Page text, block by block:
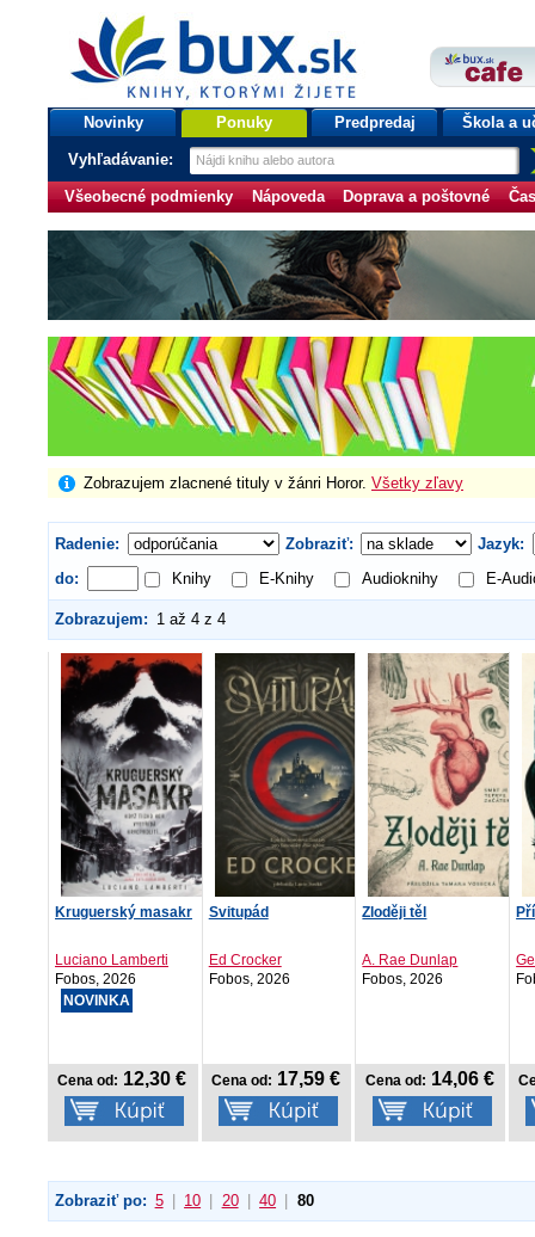
bux.sk
knihy, ktorými žijete
Úvodná stránka
Novinky Ponuky Predpredaj Škola a
Vyhľadávanie:
Všeobecné podmienky Nápoveda Doprava a poštovné
Zobrazujem zlacnené tituly v žánri Horor. Všetky zľavy
Radenie: Zobraziť:
Jazyk:
do:
Knihy E-Knihy Audioknihy E-
Zobrazujem: 1 až 4 z 4
Kruguerský masakr
Luciano Lamberti
Fobos, 2026
NOVINKA
Cena od: 12,30 €
Svitupád
Ed Crocker
Fobos, 2026
Cena od: 17,59 €
Zloději těl
A. Rae Dunlap
Fobos, 2026
Cena od: 14,06 €
Zobraziť po: 5 10 20 40 80